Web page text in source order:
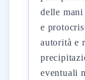
delle
e
autorità e
eventuali